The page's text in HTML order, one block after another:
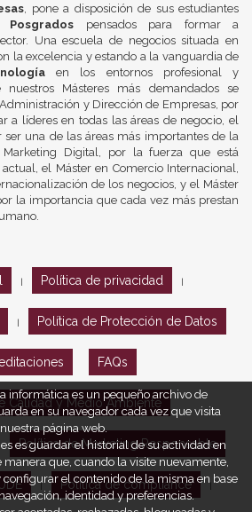
, pone a disposición de sus estudiantes
pensados para formar a
Una escuela de negocios situada en
la excelencia y estando a la vanguardia de
en los entornos profesional y
Másteres más demandados se
y Dirección de Empresas, por
a líderes en todas las áreas de negocio, el
ser una de las áreas más importantes de la
Digital, por la fuerza que está
el Máster en Comercio Internacional,
de los negocios, y el Máster
la importancia que cada vez más prestan
Política de privacidad
Política de Protección de Datos
FAQs
Calidad y Medio Ambiente
Política de Marketing Responsable
Política de compliance
informática es un pequeño archivo de
en su navegador cada vez que visita
nuestra página web.
es guardar el historial de su actividad en
que, cuando la visite nuevamente,
el contenido de la misma en base
identidad y preferencias.